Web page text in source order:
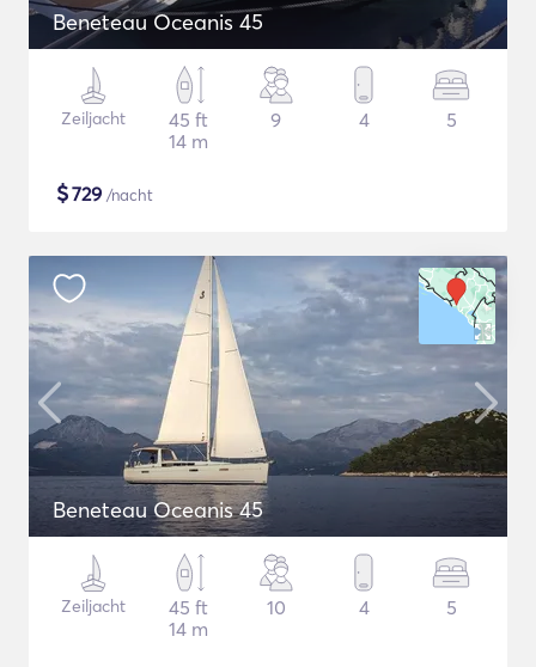
Beneteau Oceanis 45
Zeiljacht
45 ft
14 m
9 4 5
$729 /nacht
Beneteau Oceanis 45
Zeiljacht
45 ft
14 m
10 4 5